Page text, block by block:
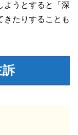
ようとすると「深
きたりすることも